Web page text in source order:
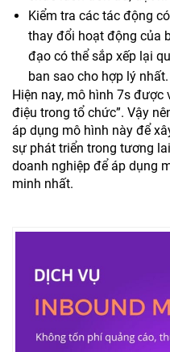
Kiểm tra các tác động
thay đổi hoạt động của
đạo có thể sắp xếp lại
ban sao cho hợp lý nhất.
Hiện nay, mô hình 7s được
điệu trong tổ chức”. Vậy
áp dụng mô hình này để
sự phát triển trong tương
doanh nghiệp để áp dụng
minh nhất.